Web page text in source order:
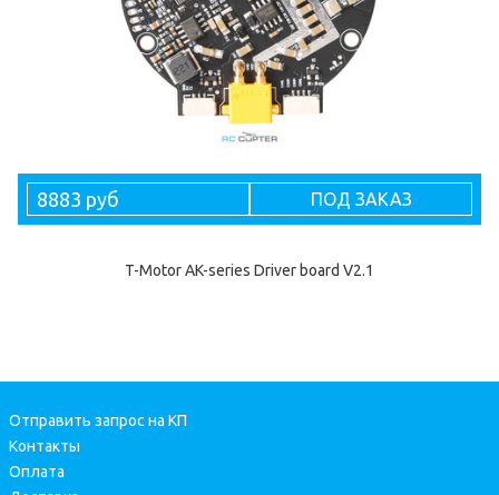
8883 руб ПОД ЗАКАЗ
T-Motor AK-series Driver board V2.1
Отправить запрос на КП
Контакты
Оплата